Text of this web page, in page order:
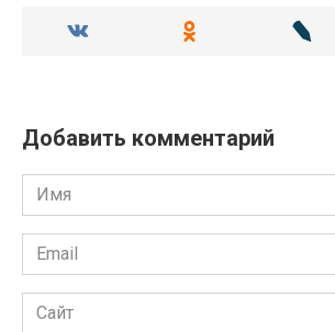
Добавить комментарий
Имя
Email
Сайт